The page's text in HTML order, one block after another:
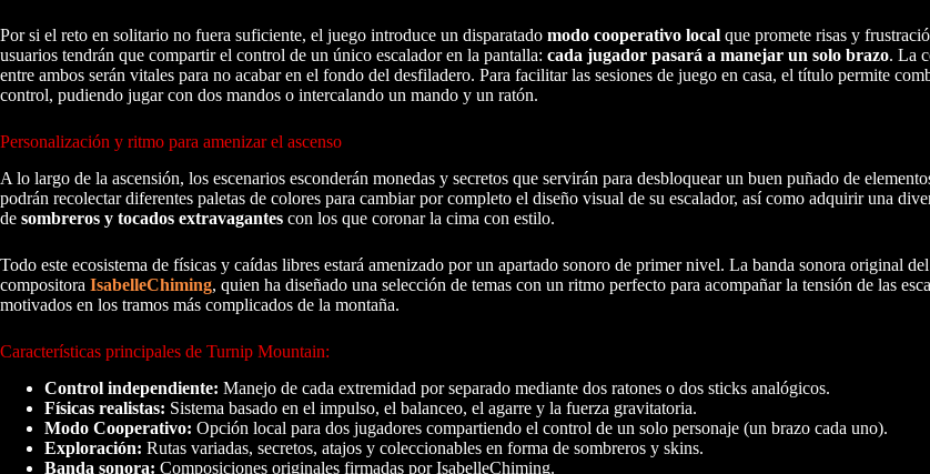
Por si el reto en solitario no fuera suficiente, el juego introduce un disparatado modo cooperativo local que promete risas y
usuarios tendrán que compartir el control de un único escalador en la pantalla: cada jugador pasará a manejar un solo brazo. La
entre ambos serán vitales para no acabar en el fondo del desfiladero. Para facilitar las sesiones de juego en casa, el título permite
control, pudiendo jugar con dos mandos o intercalando un mando y un ratón.
Personalización y ritmo para amenizar el ascenso
A lo largo de la ascensión, los escenarios esconderán monedas y secretos que servirán para desbloquear un buen puñado de
podrán recolectar diferentes paletas de colores para cambiar por completo el diseño visual de su escalador, así como adquirir una
de sombreros y tocados extravagantes con los que coronar la cima con estilo.
Todo este ecosistema de físicas y caídas libres estará amenizado por un apartado sonoro de primer nivel. La banda sonora original
compositora IsabelleChiming, quien ha diseñado una selección de temas con un ritmo perfecto para acompañar la tensión de las
motivados en los tramos más complicados de la montaña.
Características principales de Turnip Mountain:
Control independiente: Manejo de cada extremidad por separado mediante dos ratones o dos sticks analógicos.
Físicas realistas: Sistema basado en el impulso, el balanceo, el agarre y la fuerza gravitatoria.
Modo Cooperativo: Opción local para dos jugadores compartiendo el control de un solo personaje (un brazo cada uno).
Exploración: Rutas variadas, secretos, atajos y coleccionables en forma de sombreros y skins.
Banda sonora: Composiciones originales firmadas por IsabelleChiming.